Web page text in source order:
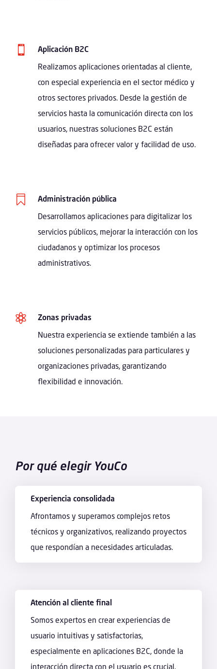

Aplicación B2C
Realizamos aplicaciones orientadas al cliente,
con especial experiencia en el sector médico y
otros sectores privados. Desde la gestión de
servicios hasta la comunicación directa con los
usuarios, nuestras soluciones B2C están
diseñadas para ofrecer valor y facilidad de uso.

Administración pública
Desarrollamos aplicaciones para digitalizar los
servicios públicos, mejorar la interacción con los
ciudadanos y optimizar los procesos
administrativos.

Zonas privadas
Nuestra experiencia se extiende también a las
soluciones personalizadas para particulares y
organizaciones privadas, garantizando
flexibilidad e innovación.
Por qué elegir YouCo
Experiencia consolidada
Afrontamos y superamos complejos retos
técnicos y organizativos, realizando proyectos
que respondían a necesidades articuladas.
Atención al cliente final
Somos expertos en crear experiencias de
usuario intuitivas y satisfactorias,
especialmente en aplicaciones B2C, donde la
interacción directa con el usuario es crucial.